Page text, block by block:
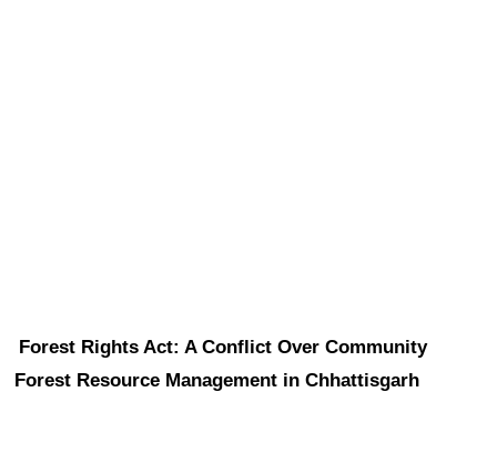
Forest Rights Act: A Conflict Over Community
Forest Resource Management in Chhattisgarh